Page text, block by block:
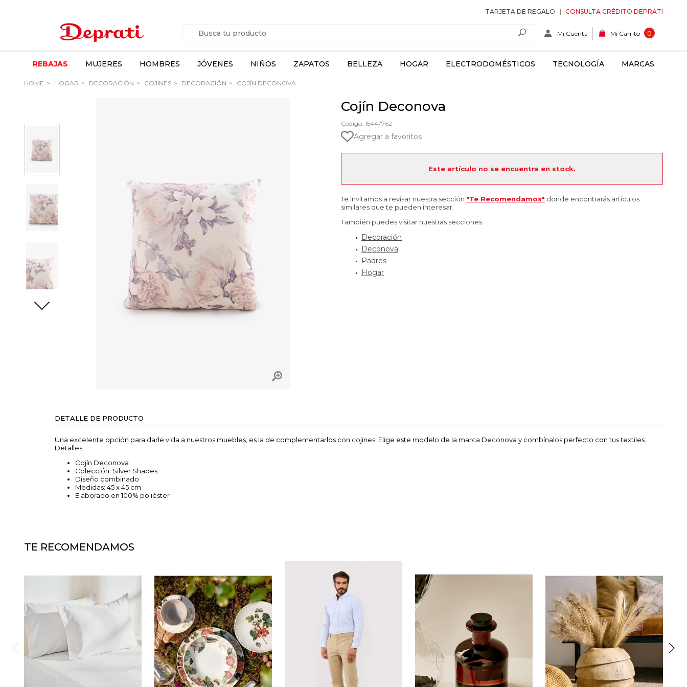
TARJETA DE REGALO CONSULTA CRÉDITO DEPRATI
Mi Cuenta Mi Carrito 0
REBAJAS MUJERES HOMBRES JÓVENES NIÑOS ZAPATOS BELLEZA HOGAR ELECTRODOMÉSTICOS TECNOLOGÍA MARCAS
HOME HOGAR DECORACIÓN COJINES DECORACIÓN COJÍN DECONOVA
Cojín Deconova
Código: 15447762
Agregar a favoritos
Este artículo no se encuentra en stock.
Te invitamos a revisar nuestra sección "Te Recomendamos" donde encontrarás artículos
similares que te pueden interesar.
También puedes visitar nuestras secciones:
Decoración
Deconova
Padres
Hogar
DETALLE DE PRODUCTO
Una excelente opción para darle vida a nuestros muebles, es la de complementarlos con cojines. Elige este modelo de la marca Deconova y combínalos perfecto con tus textiles.
Detalles:
Cojín Deconova
Colección: Silver Shades
Diseño combinado
Medidas: 45 x 45 cm
Elaborado en 100% poliéster
TE RECOMENDAMOS